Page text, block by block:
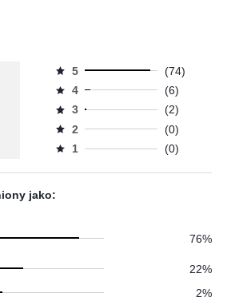
Ocena
5,
ilość
głosów
74.
5 (74)
Ocena
4,
ilość
głosów
4 (6)
Ocena
3,
ilość
3 (2)
Ocena
2,
2 (0)
Ocena
1,
1 (0)
jako:
76%
22%
2%